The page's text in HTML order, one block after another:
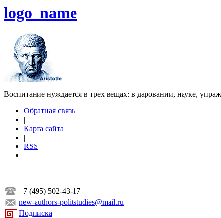
logo_name
Воспитание нуждается в трех вещах: в даровании, науке,
Обратная связь
|
Карта сайта
|
RSS
+7 (495) 502-43-17
new-authors-politstudies@mail.ru
Подписка